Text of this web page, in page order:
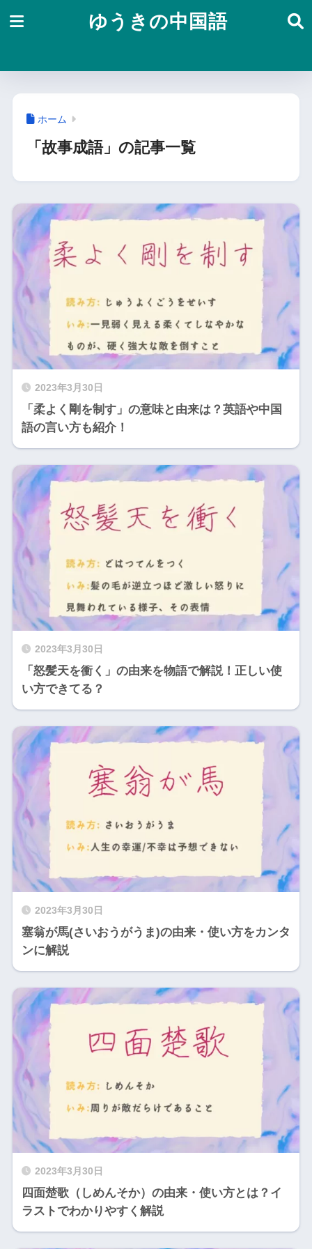
ゆうきの中国語
ホーム
「故事成語」の記事一覧
2023年3月30日
「柔よく剛を制す」の意味と由来は？英語や中国
語の言い方も紹介！
2023年3月30日
「怒髪天を衝く」の由来を物語で解説！正しい使
い方できてる？
2023年3月30日
塞翁が馬(さいおうがうま)の由来・使い方をカンタ
ンに解説
2023年3月30日
四面楚歌（しめんそか）の由来・使い方とは？イ
ラストでわかりやすく解説